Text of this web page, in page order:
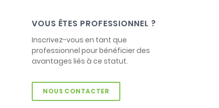
VOUS ÊTES PROFESSIONNEL ?
Inscrivez-vous en tant que
professionnel pour bénéficier des
avantages liés à ce statut.
NOUS CONTACTER